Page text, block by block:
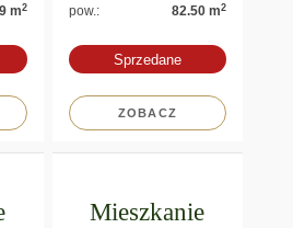
m2 pow.: 82.50 m2
Sprzedane
ZOBACZ
Mieszkanie